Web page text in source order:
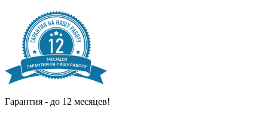
Гарантия - до 12 месяцев!